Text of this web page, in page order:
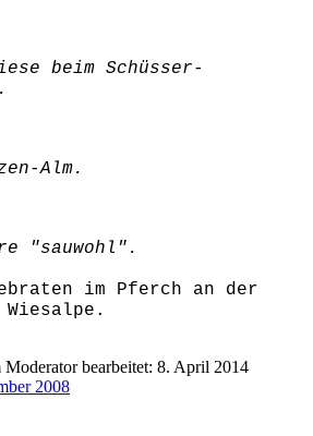
beim Schüsser-
Alm.
"sauwohl".
im Pferch an der
bearbeitet: 8. April 2014
2008